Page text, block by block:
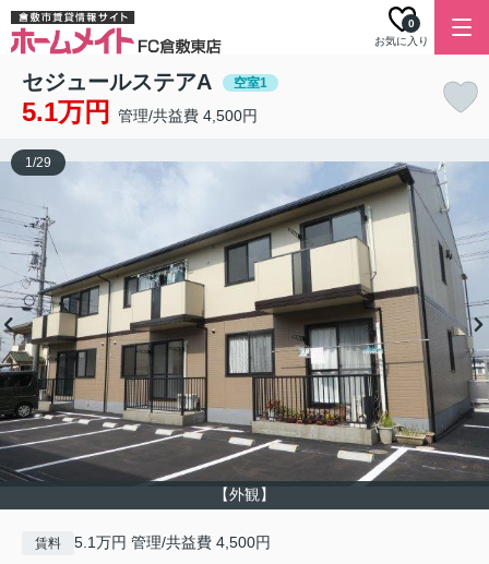
お気に入り
0
セジュールステアA 空室1
5.1万円 管理/共益費 4,500円
【外観】
1/29
賃料 5.1万円 管理/共益費 4,500円